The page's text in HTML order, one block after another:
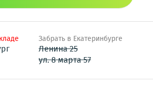
Забрать в Екатеринбурге
Ленина 25
ул. 8 марта 57